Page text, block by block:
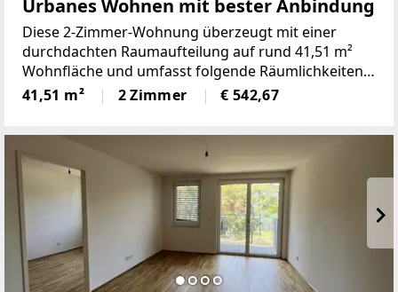
Urbanes Wohnen mit bester Anbindung
Diese 2-Zimmer-Wohnung überzeugt mit einer
durchdachten Raumaufteilung auf rund 41,51 m²
Wohnfläche und umfasst folgende Räumlichkeiten:-
Vorraum- Wohn-/Essbereich- Schlafzimmer- Küche-
Badezimmer mit Dusche-
41,51 m² 2 Zimmer € 542,67